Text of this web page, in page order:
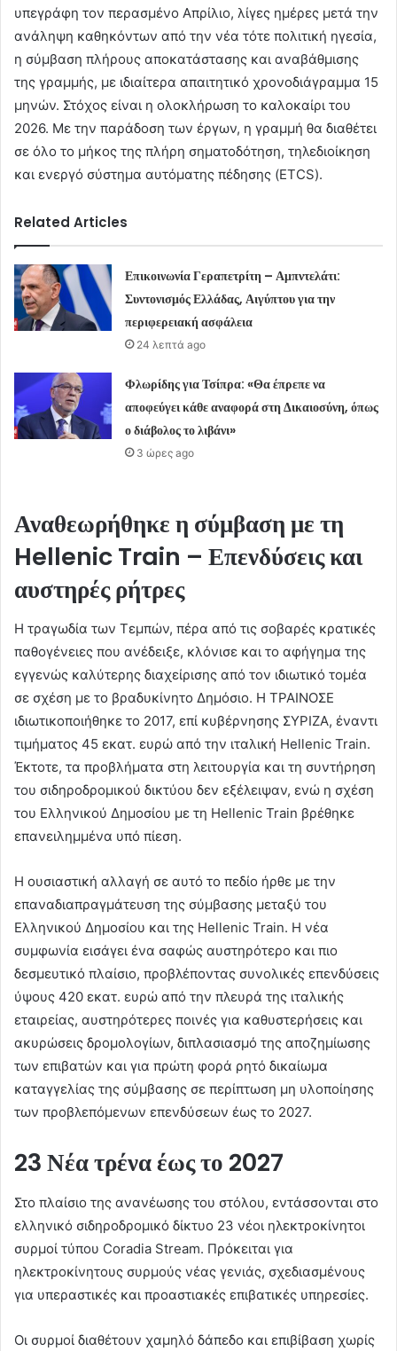
υπεγράφη τον περασμένο Απρίλιο, λίγες ημέρες μετά την
ανάληψη καθηκόντων από την νέα τότε πολιτική ηγεσία,
η σύμβαση πλήρους αποκατάστασης και αναβάθμισης
της γραμμής, με ιδιαίτερα απαιτητικό χρονοδιάγραμμα 15
μηνών. Στόχος είναι η ολοκλήρωση το καλοκαίρι του
2026. Με την παράδοση των έργων, η γραμμή θα διαθέτει
σε όλο το μήκος της πλήρη σηματοδότηση, τηλεδιοίκηση
και ενεργό σύστημα αυτόματης πέδησης (ETCS).
Related Articles
Επικοινωνία Γεραπετρίτη – Αμπντελάτι:
Συντονισμός Ελλάδας, Αιγύπτου για την
περιφερειακή ασφάλεια
24 λεπτά ago
Φλωρίδης για Τσίπρα: «Θα έπρεπε να
αποφεύγει κάθε αναφορά στη Δικαιοσύνη, όπως
ο διάβολος το λιβάνι»
3 ώρες ago
Αναθεωρήθηκε η σύμβαση με τη
HellenicTrain – Επενδύσεις και
αυστηρές ρήτρες
Η τραγωδία των Τεμπών, πέρα από τις σοβαρές κρατικές
παθογένειες που ανέδειξε, κλόνισε και το αφήγημα της
εγγενώς καλύτερης διαχείρισης από τον ιδιωτικό τομέα
σε σχέση με το βραδυκίνητο Δημόσιο. Η ΤΡΑΙΝΟΣΕ
ιδιωτικοποιήθηκε το 2017, επί κυβέρνησης ΣΥΡΙΖΑ, έναντι
τιμήματος 45 εκατ. ευρώ από την ιταλική Hellenic Train.
Έκτοτε, τα προβλήματα στη λειτουργία και τη συντήρηση
του σιδηροδρομικού δικτύου δεν εξέλειψαν, ενώ η σχέση
του Ελληνικού Δημοσίου με τη Hellenic Train βρέθηκε
επανειλημμένα υπό πίεση.
Η ουσιαστική αλλαγή σε αυτό το πεδίο ήρθε με την
επαναδιαπραγμάτευση της σύμβασης μεταξύ του
Ελληνικού Δημοσίου και της Hellenic Train. Η νέα
συμφωνία εισάγει ένα σαφώς αυστηρότερο και πιο
δεσμευτικό πλαίσιο, προβλέποντας συνολικές επενδύσεις
ύψους 420 εκατ. ευρώ από την πλευρά της ιταλικής
εταιρείας, αυστηρότερες ποινές για καθυστερήσεις και
ακυρώσεις δρομολογίων, διπλασιασμό της αποζημίωσης
των επιβατών και για πρώτη φορά ρητό δικαίωμα
καταγγελίας της σύμβασης σε περίπτωση μη υλοποίησης
των προβλεπόμενων επενδύσεων έως το 2027.
23 Νέα τρένα έως το 2027
Στο πλαίσιο της ανανέωσης του στόλου, εντάσσονται στο
ελληνικό σιδηροδρομικό δίκτυο 23 νέοι ηλεκτροκίνητοι
συρμοί τύπου Coradia Stream. Πρόκειται για
ηλεκτροκίνητους συρμούς νέας γενιάς, σχεδιασμένους
για υπεραστικές και προαστιακές επιβατικές υπηρεσίες.
Οι συρμοί διαθέτουν χαμηλό δάπεδο και επιβίβαση χωρίς